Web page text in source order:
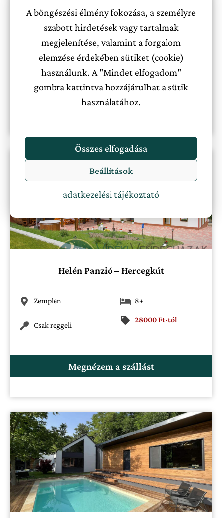
A böngészési élmény fokozása, a személyre
szabott hirdetések vagy tartalmak
megjelenítése, valamint a forgalom
elemzése érdekében sütiket (cookie)
használunk. A "Mindet elfogadom"
gombra kattintva hozzájárulhat a sütik
használatához.
Összes elfogadása
Beállítások
adatkezelési tájékoztató
Magnólia Vendégház Nagykanizsa
Nyugat-Dunántúl
Nincs ellátás
99000 Ft-tól
Megnézem a szállást
Helén Panzió – Hercegkút
Zemplén
Csak reggeli
8+
28000 Ft-tól
Megnézem a szállást